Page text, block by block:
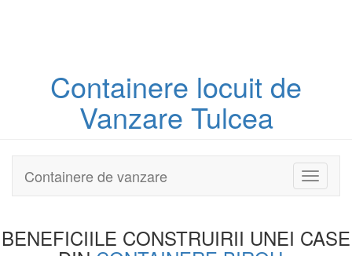
Containere locuit de
Vanzare Tulcea
Toggle
Containere de vanzare
BENEFICIILE CONSTRUIRII UNEI CASE